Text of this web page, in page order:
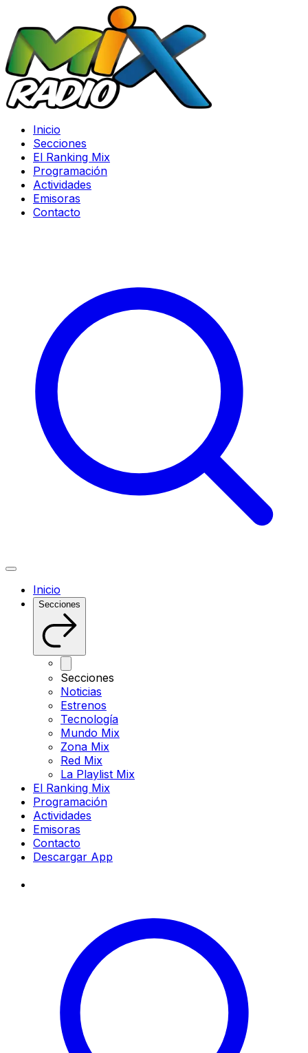
Inicio
Secciones
El Ranking Mix
Programación
Actividades
Emisoras
Contacto
Inicio
Secciones
Secciones
Noticias
Estrenos
Tecnología
Mundo Mix
Zona Mix
Red Mix
La Playlist Mix
El Ranking Mix
Programación
Actividades
Emisoras
Contacto
Descargar App